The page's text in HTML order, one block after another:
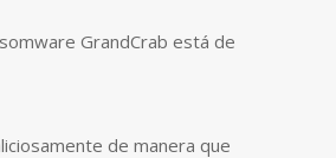
GrandCrab está de
de manera que